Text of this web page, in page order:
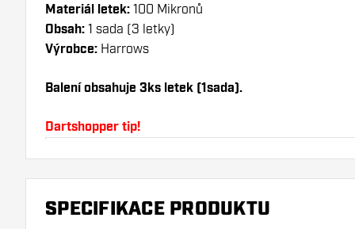
Materiál letek: 100 Mikronů
Obsah: 1 sada (3 letky)
Výrobce: Harrows
Balení obsahuje 3ks letek (1sada).
Dartshopper tip!
Ujistěte se, že máte po ruce dostatek letky a
používáním poškodit nebo zlomit.
SPECIFIKACE PRODUKTU